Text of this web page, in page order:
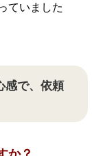
ていました
感で、依頼